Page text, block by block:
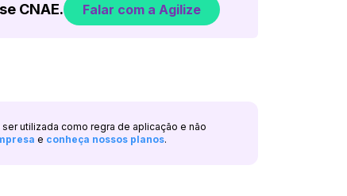
CNAE. Falar com a Agilize
utilizada como regra de aplicação e não
e conheça nossos planos.